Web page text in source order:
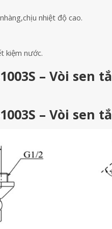
nhiệt độ cao.
kiệm nước.
– Vòi sen
– Vòi sen